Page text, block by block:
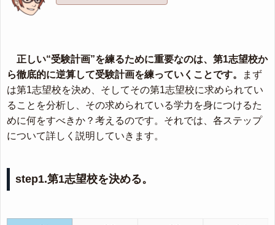
正しい“受験計画”を練るために重要なのは、第1志望校か
ら徹底的に逆算して受験計画を練っていくことです。
まず
は第1志望校を決め、そしてその第1志望校に求められてい
ることを分析し、その求められている学力を身につけるた
めに何をすべきか？考えるのです。それでは、各ステップ
について詳しく説明していきます。
step1.第1志望校を決める。